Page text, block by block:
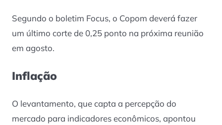
Segundo o boletim Focus, o Copom deverá fazer
um último corte de 0,25 ponto na próxima reunião
em agosto.
Inflação
O levantamento, que capta a percepção do
mercado para indicadores econômicos, apontou